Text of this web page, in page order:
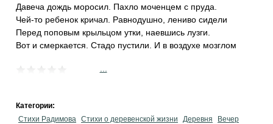
Давеча дождь моросил. Пахло моченцем с пруда.
Чей-то ребенок кричал. Равнодушно, лениво сидели
Перед поповым крыльцом утки, наевшись лузги.
Вот и смеркается. Стадо пустили. И в воздухе мозглом
Категории:
Стихи Радимова Стихи о деревенской жизни Деревня Вечер